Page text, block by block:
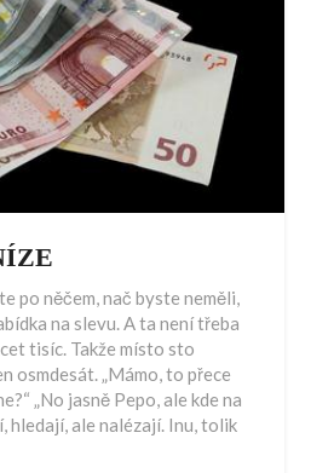
po něčem, nač byste neměli,
na slevu. A ta není třeba
tisíc. Takže místo sto
osmdesát. „Mámo, to přece
„No jasně Pepo, ale kde na
hledají, ale nalézají. Inu, tolik